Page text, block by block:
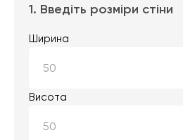
1. Введіть розміри стіни
Ширина
Висота